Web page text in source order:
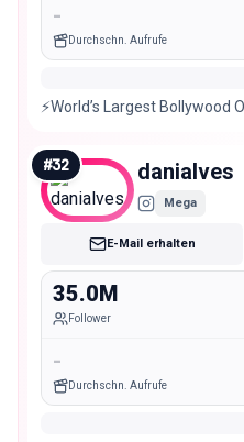
-
Durchschn. Aufrufe
⚡️World’s Largest Bollywood
#32 danialves
Mega
E-Mail erhalten
35.0M
Follower
-
Durchschn. Aufrufe